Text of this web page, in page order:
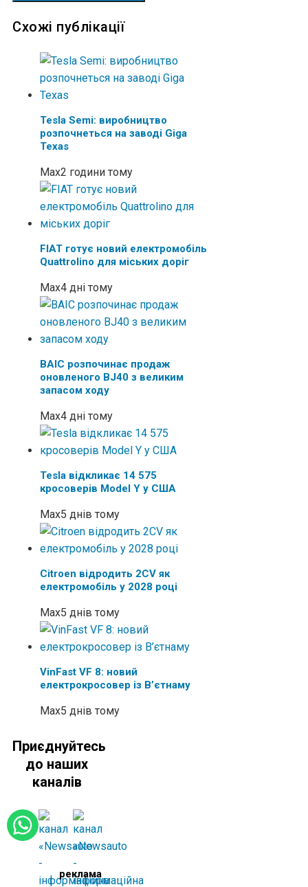
Схожі публікації
Tesla Semi: виробництво
розпочнеться на заводі Giga
Texas
Max2 години тому
FIAT готує новий електромобіль
Quattrolino для міських доріг
Max4 дні тому
BAIC розпочинає продаж
оновленого BJ40 з великим
запасом ходу
Max4 дні тому
Tesla відкликає 14 575
кросоверів Model Y у США
Max5 днів тому
Citroen відродить 2CV як
електромобіль у 2028 році
Max5 днів тому
VinFast VF 8: новий
електрокросовер із В’єтнаму
Max5 днів тому
Приєднуйтесь
до наших
каналів
реклама